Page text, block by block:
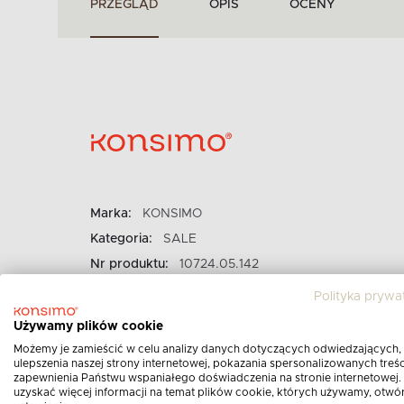
PRZEGLĄD OPIS OCENY
Marka:
KONSIMO
Kategoria:
SALE
Nr produktu:
10724.05.142
Skład tkaniny:
100% mikrofibra
Dodatkowe informacje:
dopuszczalne są różnice w
Polityka
Używamy plików cookie
Możemy je zamieścić w celu analizy danych dotyczących odwiedzających,
ulepszenia naszej strony internetowej, pokazania spersonalizowanych
zapewnienia Państwu wspaniałego doświadczenia na stronie
uzyskać więcej informacji na temat plików cookie, których używamy,